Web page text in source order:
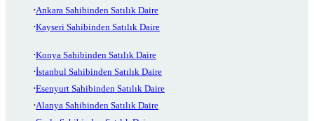
Ankara Sahibinden Satılık Daire
Kayseri Sahibinden Satılık Daire
Konya Sahibinden Satılık Daire
İstanbul Sahibinden Satılık Daire
Esenyurt Sahibinden Satılık Daire
Alanya Sahibinden Satılık Daire